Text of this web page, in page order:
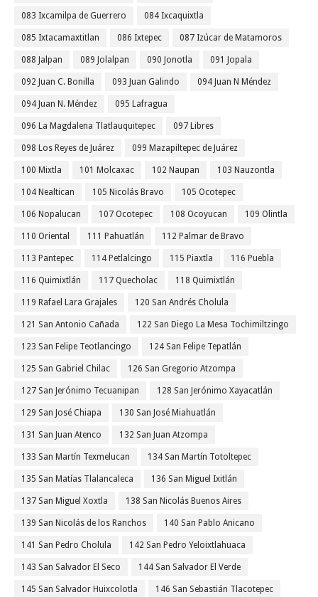
083 Ixcamilpa de Guerrero 084 Ixcaquixtla
085 Ixtacamaxtitlan 086 Ixtepec 087 Izúcar de Matamoros
088 Jalpan 089 Jolalpan 090 Jonotla 091 Jopala
092 Juan C. Bonilla 093 Juan Galindo 094 Juan N Méndez
094 Juan N. Méndez 095 Lafragua
096 La Magdalena Tlatlauquitepec 097 Libres
098 Los Reyes de Juárez 099 Mazapiltepec de Juárez
100 Mixtla 101 Molcaxac 102 Naupan 103 Nauzontla
104 Nealtican 105 Nicolás Bravo 105 Ocotepec
106 Nopalucan 107 Ocotepec 108 Ocoyucan 109 Olintla
110 Oriental 111 Pahuatlán 112 Palmar de Bravo
113 Pantepec 114 Petlalcingo 115 Piaxtla 116 Puebla
116 Quimixtlán 117 Quecholac 118 Quimixtlán
119 Rafael Lara Grajales 120 San Andrés Cholula
121 San Antonio Cañada 122 San Diego La Mesa Tochimiltzingo
123 San Felipe Teotlancingo 124 San Felipe Tepatlán
125 San Gabriel Chilac 126 San Gregorio Atzompa
127 San Jerónimo Tecuanipan 128 San Jerónimo Xayacatlán
129 San José Chiapa 130 San José Miahuatlán
131 San Juan Atenco 132 San Juan Atzompa
133 San Martín Texmelucan 134 San Martín Totoltepec
135 San Matías Tlalancaleca 136 San Miguel Ixitlán
137 San Miguel Xoxtla 138 San Nicolás Buenos Aires
139 San Nicolás de los Ranchos 140 San Pablo Anicano
141 San Pedro Cholula 142 San Pedro Yeloixtlahuaca
143 San Salvador El Seco 144 San Salvador El Verde
145 San Salvador Huixcolotla 146 San Sebastián Tlacotepec